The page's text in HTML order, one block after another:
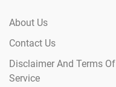
About Us
Contact Us
Disclaimer And Terms Of
Service